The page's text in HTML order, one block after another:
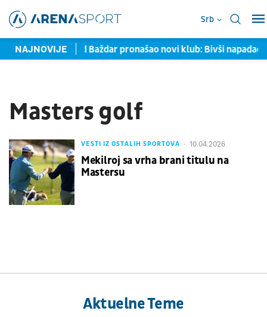
Srb
NAJNOVIJE
Torontu Samed Baždar pronašao novi klub: Bivši napadač
Masters golf
VESTI IZ OSTALIH SPORTOVA 10.04.2026
Mekilroj sa vrha brani titulu na
Mastersu
Aktuelne Teme